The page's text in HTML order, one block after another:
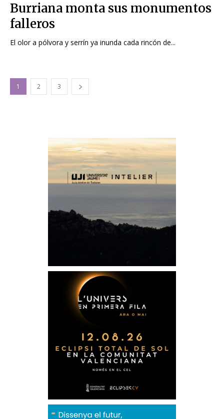
Burriana monta sus monumentos
falleros
El olor a pólvora y serrín ya inunda cada rincón de...
1 2 3